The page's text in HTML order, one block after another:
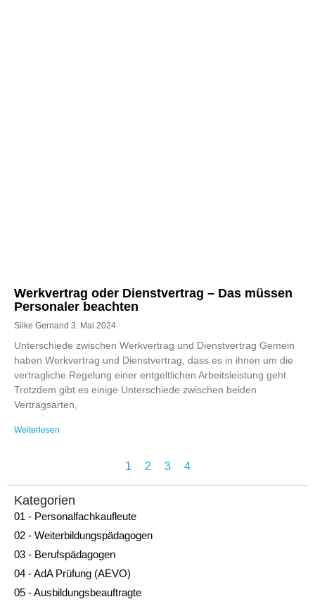
Werkvertrag oder Dienstvertrag – Das müssen
Personaler beachten
Silke Gernand 3. Mai 2024
Unterschiede zwischen Werkvertrag und Dienstvertrag Gemein
haben Werkvertrag und Dienstvertrag, dass es in ihnen um die
vertragliche Regelung einer entgeltlichen Arbeitsleistung geht.
Trotzdem gibt es einige Unterschiede zwischen beiden
Vertragsarten,
Weiterlesen
1 2 3 4
Kategorien
01 - Personalfachkaufleute
02 - Weiterbildungspädagogen
03 - Berufspädagogen
04 - AdA Prüfung (AEVO)
05 - Ausbildungsbeauftragte